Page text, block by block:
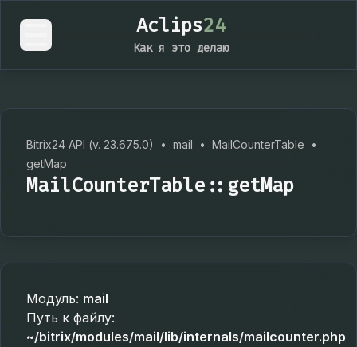
Aclips24
Как я это делаю
Bitrix24 API (v. 23.675.0) • mail • MailCounterTable
•
getMap
MailCounterTable::getMap
Модуль: mail
Путь к файлу:
~/bitrix/modules/mail/lib/internals/mailcounter.php